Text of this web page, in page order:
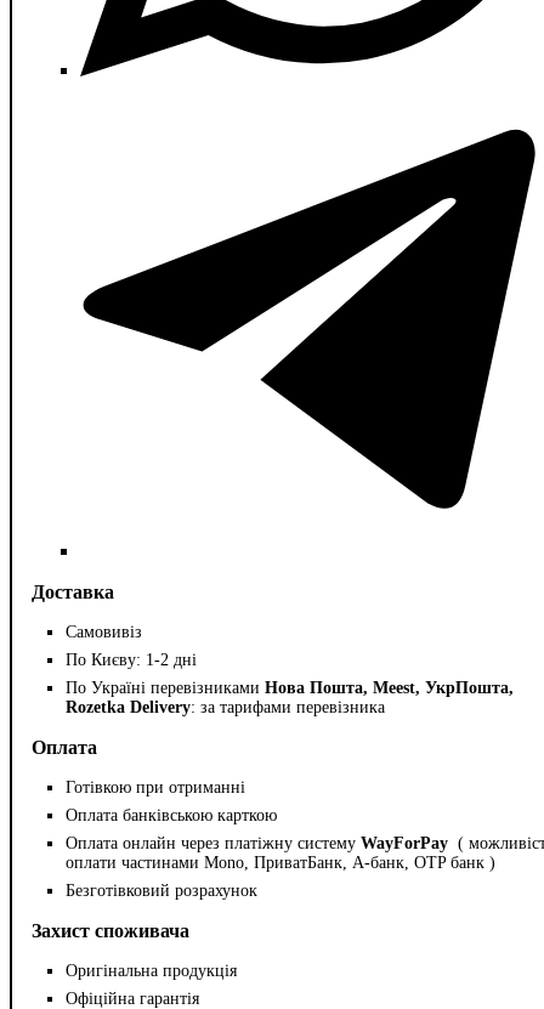
Доставка
Самовивіз
По Києву: 1-2 дні
По Україні перевізниками Нова Пошта, Meest, УкрПошта,
Rozetka Delivery: за тарифами перевізника
Оплата
Готівкою при отриманні
Оплата банківською карткою
Оплата онлайн через платіжну систему WayForPay (
оплати частинами Mono, ПриватБанк, А-банк, OTP банк )
Безготівковий розрахунок
Захист споживача
Оригінальна продукція
Офіційна гарантія